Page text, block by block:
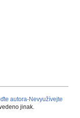
autora-Nevyužívejte
jinak.